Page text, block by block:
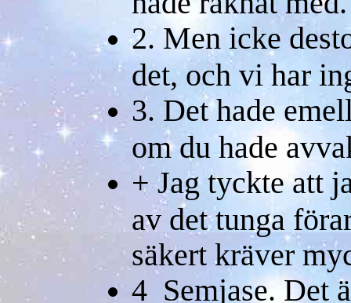
2. Men icke
det, och vi har
3. Det hade
om du hade
+ Jag tyckte att
av det tunga
säkert kräver
4 Semjase. Det